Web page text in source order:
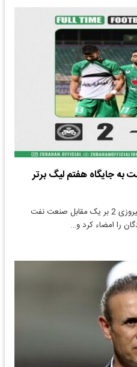
به جایگاه هفتم لیگ برتر
دنیای معدن: تیم فوتبال ذوب‌آهن با پیروزی 2 بر یک مقابل صنعت نفت
را امضاء کرد و…